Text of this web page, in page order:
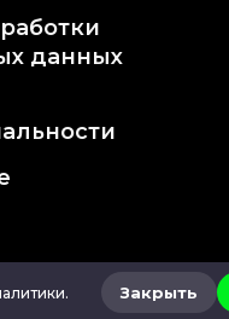
данных
Закрыть